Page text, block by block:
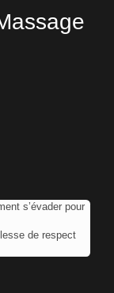
s’évader pour
de respect